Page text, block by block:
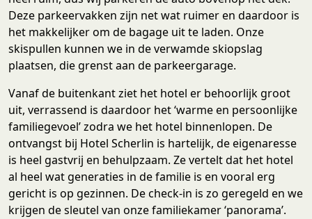
Deze parkeervakken zijn net wat ruimer en daardoor is
het makkelijker om de bagage uit te laden. Onze
skispullen kunnen we in de verwamde skiopslag
plaatsen, die grenst aan de parkeergarage.
Vanaf de buitenkant ziet het hotel er behoorlijk groot
uit, verrassend is daardoor het ‘warme en persoonlijke
familiegevoel’ zodra we het hotel binnenlopen. De
ontvangst bij Hotel Scherlin is hartelijk, de eigenaresse
is heel gastvrij en behulpzaam. Ze vertelt dat het hotel
al heel wat generaties in de familie is en vooral erg
gericht is op gezinnen. De check-in is zo geregeld en we
krijgen de sleutel van onze familiekamer ‘panorama’.